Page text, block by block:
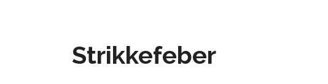
Strikkefeber